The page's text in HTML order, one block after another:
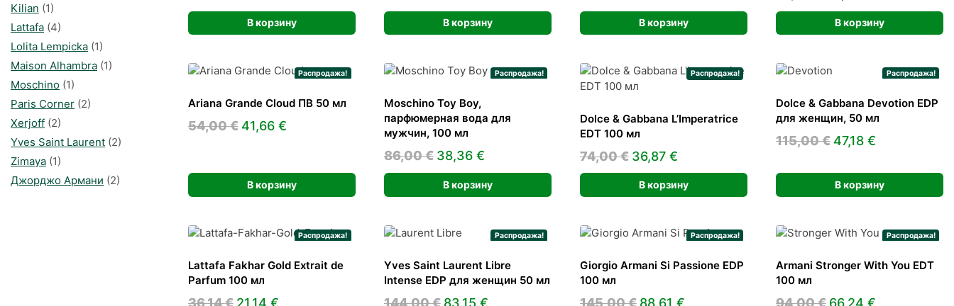
40,98 €.
В корзину
175,00 €.
В корзину В корзину
цена
составляла
цена:
26,05 €.
В корзину
Распродажа!
Ariana Grande Cloud ПВ 50 мл
54,00€ Первоначальная
54,00 €.
41,66 €Текущая
В корзину
Распродажа!
Moschino Toy Boy,
парфюмерная вода для
мужчин, 100 мл
86,00€ Первоначальная
цена
составляла
38,36 €Текущая
цена:
38,36 €.
В корзину
Распродажа!
Dolce & Gabbana L’Imperatrice
EDT 100 мл
74,00€ Первоначальная
цена
составляла
36,87 €Текущая
цена:
36,87 €.
В корзину
Распродажа!
Dolce & Gabbana Devotion EDP
для женщин, 50 мл
115,00€ Первоначальная
составляла
115,00 €.
47,18 €Текущая
47,18 €.
В корзину
Распродажа!
Lattafa Fakhar Gold Extrait de
Parfum 100 мл
36,14€ Первоначальная
21,14 €Текущая
Распродажа!
Yves Saint Laurent Libre
Intense EDP для женщин 50 мл
144,00€ Первоначальная
83,15 €Текущая
Распродажа!
Giorgio Armani Si Passione EDP
100 мл
145,00€ Первоначальная
88,61 €Текущая
Распродажа!
Armani Stronger With You EDT
100 мл
94,00€ Первоначальная
66,24 €Текущая
Kilian (1)
Lattafa (4)
Lolita Lempicka (1)
Maison Alhambra (1)
Moschino (1)
Paris Corner (2)
Xerjoff (2)
Yves Saint Laurent (2)
Zimaya (1)
Джорджо Армани (2)